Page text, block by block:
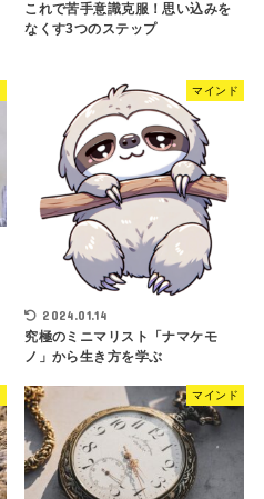
これで苦手意識克服！思い込みを
なくす3つのステップ
マインド
2024.01.14
究極のミニマリスト「ナマケモ
ノ」から生き方を学ぶ
マインド